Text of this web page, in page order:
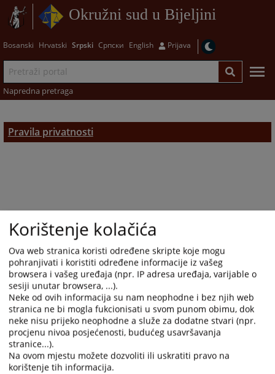
Okružni sud u Bijeljini
Bosanski Hrvatski Srpski Српски English Prijava
Napredna pretraga
Pravila privatnosti
Korištenje kolačića
Ova web stranica koristi određene skripte koje mogu
pohranjivati i koristiti određene informacije iz vašeg
browsera i vašeg uređaja (npr. IP adresa uređaja, varijable o
sesiji unutar browsera, ...).
Neke od ovih informacija su nam neophodne i bez njih web
stranica ne bi mogla fukcionisati u svom punom obimu, dok
neke nisu prijeko neophodne a služe za dodatne stvari (npr.
procjenu nivoa posjećenosti, budućeg usavršavanja
stranice...).
Na ovom mjestu možete dozvoliti ili uskratiti pravo na
korištenje tih informacija.